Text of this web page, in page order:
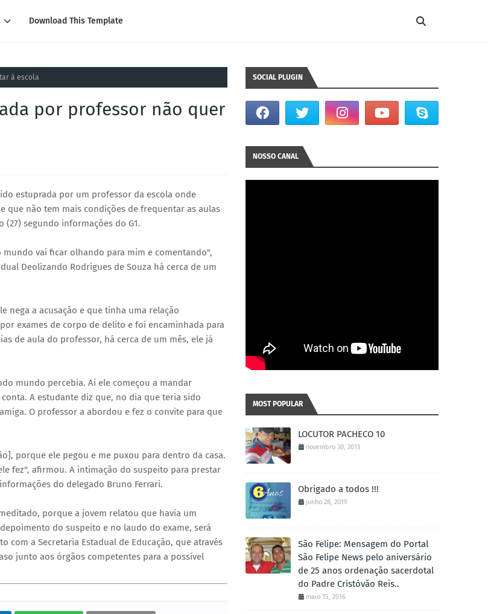
Download This Template
à escola
por professor não quer
estuprada por um professor da escola onde
que não tem mais condições de frequentar as aulas
segundo informações do G1.
vai ficar olhando para mim e comentando",
Deolizando Rodrigues de Souza há cerca de um
nega a acusação e que tinha uma relação
exames de corpo de delito e foi encaminhada para
de aula do professor, há cerca de um mês, ele já
mundo percebia. Aí ele começou a mandar
A estudante diz que, no dia que teria sido
O professor a abordou e fez o convite para que
porque ele pegou e me puxou para dentro da casa.
fez", afirmou. A intimação do suspeito para prestar
do delegado Bruno Ferrari.
porque a jovem relatou que havia um
do suspeito e no laudo do exame, será
com a Secretaria Estadual de Educação, que através
junto aos órgãos competentes para a possível
SOCIAL PLUGIN
NOSSO CANAL
MOST POPULAR
LOCUTOR PACHECO 10
novembro 30, 2013
Obrigado a todos !!!
junho 28, 2019
São Felipe: Mensagem do Portal
São Felipe News pelo aniversário
de 25 anos ordenação sacerdotal
do Padre Cristóvão Reis..
maio 15, 2016